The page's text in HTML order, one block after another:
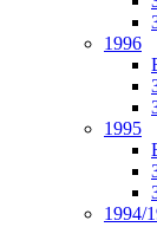
1996
1995
1994/